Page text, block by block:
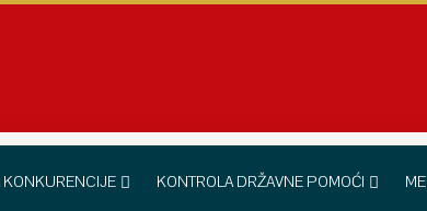
KONKURENCIJE KONTROLA DRŽAVNE POMOĆI